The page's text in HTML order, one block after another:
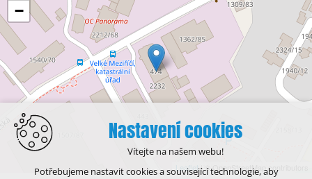
−
Leaflet | © OpenStreetMap contributors
Nastavení cookies
Vítejte na našem webu!
Potřebujeme nastavit cookies a související technologie, aby